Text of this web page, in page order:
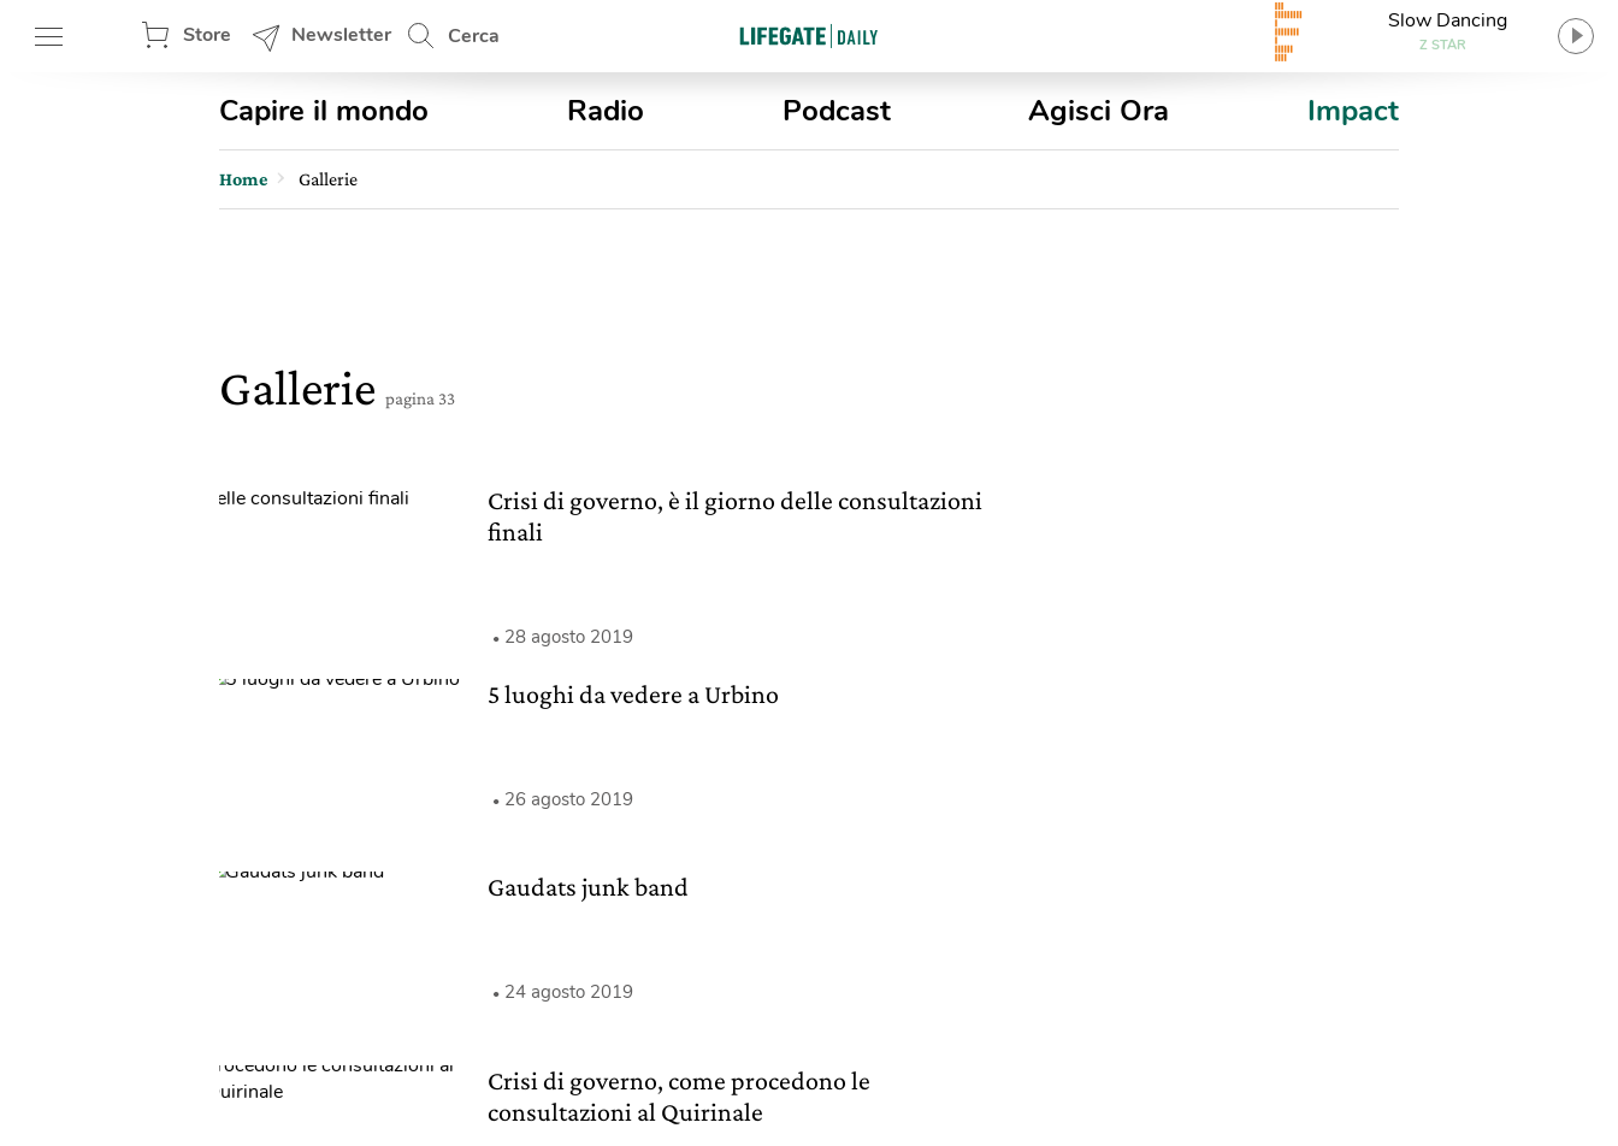
Store Newsletter Cerca
Slow Dancing
Z STAR
Capire il mondo Radio Podcast Agisci Ora Impact
Home Gallerie
Gallerie pagina 33
Crisi di governo, è il giorno delle consultazioni
finali
28 agosto 2019
5 luoghi da vedere a Urbino
26 agosto 2019
Gaudats junk band
24 agosto 2019
Crisi di governo, come procedono le
consultazioni al Quirinale